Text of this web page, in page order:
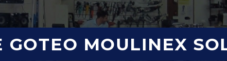
GOTEO MOULINEX